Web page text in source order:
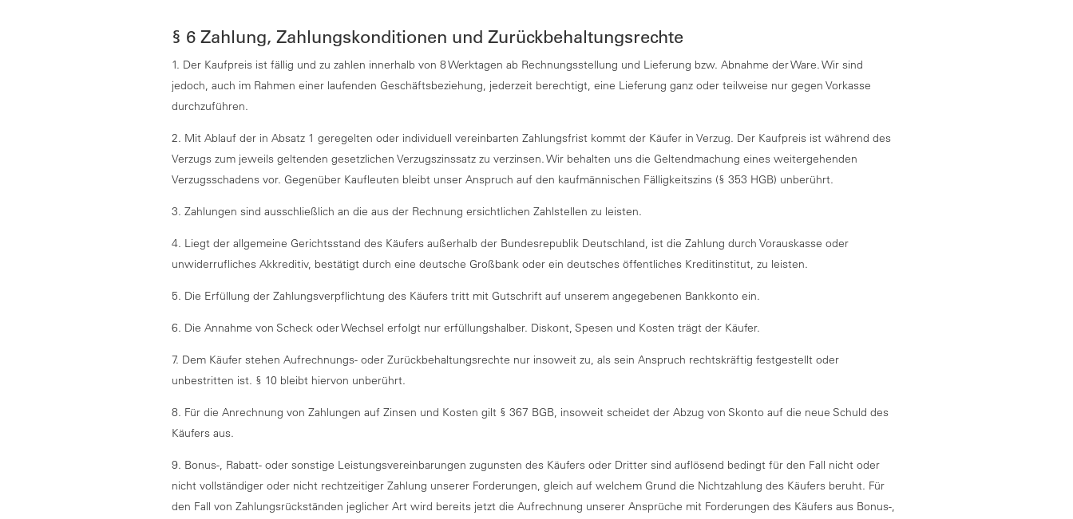
§ 6 Zahlung, Zahlungskonditionen und Zurückbehaltungsrechte
1. Der Kaufpreis ist fällig und zu zahlen innerhalb von 8 Werktagen ab Rechnungsstellung und Lieferung bzw. Abnahme der Ware. Wir sind
jedoch, auch im Rahmen einer laufenden Geschäftsbeziehung, jederzeit berechtigt, eine Lieferung ganz oder teilweise nur gegen Vorkasse
durchzuführen.
2. Mit Ablauf der in Absatz 1 geregelten oder individuell vereinbarten Zahlungsfrist kommt der Käufer in Verzug. Der Kaufpreis ist während des
Verzugs zum jeweils geltenden gesetzlichen Verzugszinssatz zu verzinsen. Wir behalten uns die Geltendmachung eines weitergehenden
Verzugsschadens vor. Gegenüber Kaufleuten bleibt unser Anspruch auf den kaufmännischen Fälligkeitszins (§ 353 HGB) unberührt.
3. Zahlungen sind ausschließlich an die aus der Rechnung ersichtlichen Zahlstellen zu leisten.
4. Liegt der allgemeine Gerichtsstand des Käufers außerhalb der Bundesrepublik Deutschland, ist die Zahlung durch Vorauskasse oder
unwiderrufliches Akkreditiv, bestätigt durch eine deutsche Großbank oder ein deutsches öffentliches Kreditinstitut, zu leisten.
5. Die Erfüllung der Zahlungsverpflichtung des Käufers tritt mit Gutschrift auf unserem angegebenen Bankkonto ein.
6. Die Annahme von Scheck oder Wechsel erfolgt nur erfüllungshalber. Diskont, Spesen und Kosten trägt der Käufer.
7. Dem Käufer stehen Aufrechnungs- oder Zurückbehaltungsrechte nur insoweit zu, als sein Anspruch rechtskräftig festgestellt oder
unbestritten ist. § 10 bleibt hiervon unberührt.
8. Für die Anrechnung von Zahlungen auf Zinsen und Kosten gilt § 367 BGB, insoweit scheidet der Abzug von Skonto auf die neue Schuld des
Käufers aus.
9. Bonus-, Rabatt- oder sonstige Leistungsvereinbarungen zugunsten des Käufers oder Dritter sind auflösend bedingt für den Fall nicht oder
nicht vollständiger oder nicht rechtzeitiger Zahlung unserer Forderungen, gleich auf welchem Grund die Nichtzahlung des Käufers beruht. Für
den Fall von Zahlungsrückständen jeglicher Art wird bereits jetzt die Aufrechnung unserer Ansprüche mit Forderungen des Käufers aus Bonus-,